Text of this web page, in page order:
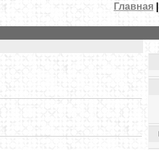
Главная|